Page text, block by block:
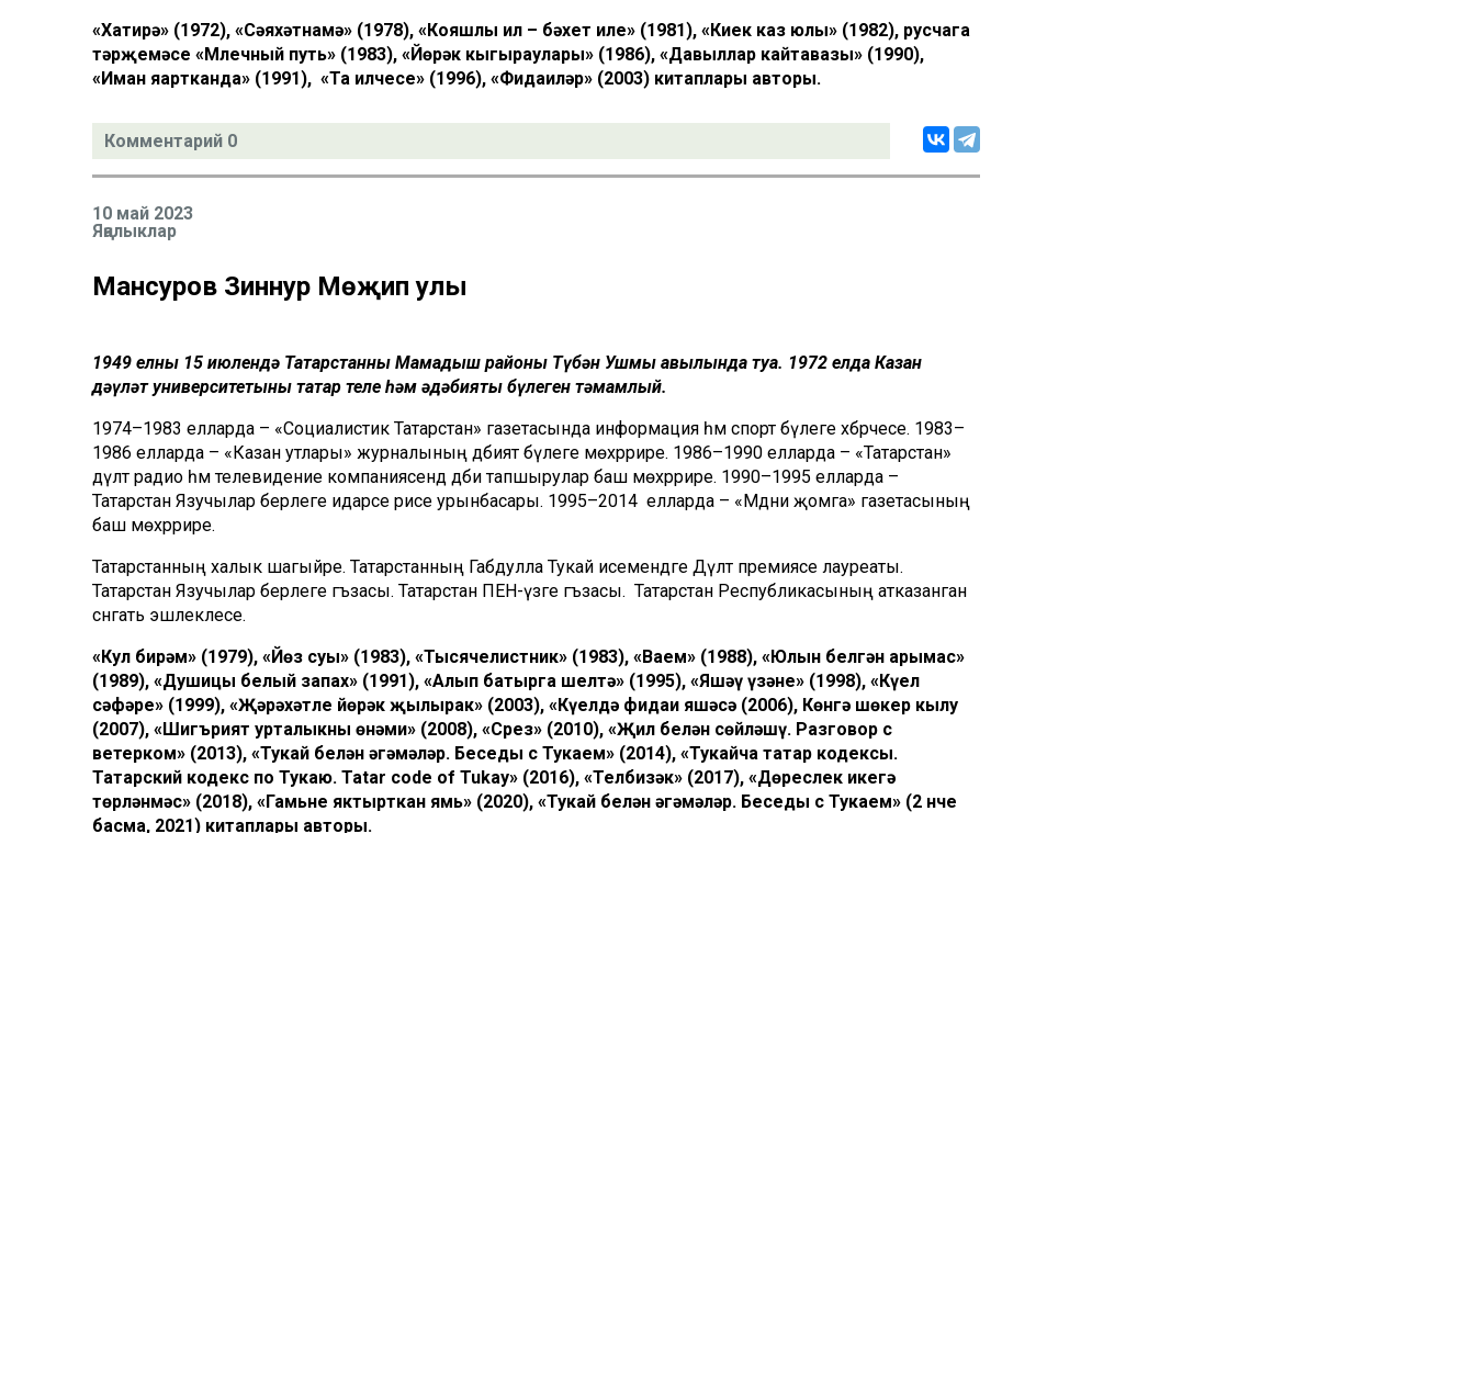
«Хатирә» (1972), «Сәяхәтнамә» (1978), «Кояшлы ил – бәхет иле» (1981), «Киек каз юлы» (1982), русчага
тәрҗемәсе «Млечный путь» (1983), «Йөрәк кыңгыраулары» (1986), «Давыллар кайтавазы» (1990),
«Иман яңартканда» (1991), «Таң илчесе» (1996), «Фидаиләр» (2003) китаплары авторы.
Комментарий 0
10 май 2023
Яңалыклар
Мансуров Зиннур Мөҗип улы
1949 елның 15 июлендә Татарстанның Мамадыш районы Түбән Ушмы авылында туа. 1972 елда Казан
дәүләт университетының татар теле һәм әдәбияты бүлеген тәмамлый.
1974–1983 елларда – «Социалистик Татарстан» газетасында информация һәм спорт бүлеге хәбәрчесе. 1983–
1986 елларда – «Казан утлары» журналының әдәбият бүлеге мөхәррире. 1986–1990 елларда – «Татарстан»
дәүләт радио һәм телевидение компаниясендә әдәби тапшырулар баш мөхәррире. 1990–1995 елларда –
Татарстан Язучылар берлеге идарәсе рәисе урынбасары. 1995–2014 елларда – «Мәдәни җомга» газетасының
баш мөхәррире.
Татарстанның халык шагыйре. Татарстанның Габдулла Тукай исемендәге Дәүләт премиясе лауреаты.
Татарстан Язучылар берлеге әгъзасы. Татарстан ПЕН-үзәге әгъзасы. Татарстан Республикасының атказанган
сәнгать эшлеклесе.
«Кул бирәм» (1979), «Йөз суы» (1983), «Тысячелистник» (1983), «Ваем» (1988), «Юлын белгән арымас»
(1989), «Душицы белый запах» (1991), «Алып батырга шелтә» (1995), «Яшәү үзәне» (1998), «Күңел
сәфәре» (1999), «Җәрәхәтле йөрәк җылырак» (2003), «Күңелдә фидаи яшәсә (2006), Көнгә шөкер кылу
(2007), «Шигърият урталыкны өнәми» (2008), «Срез» (2010), «Җил белән сөйләшү. Разговор с
ветерком» (2013), «Тукай белән әңгәмәләр. Беседы с Тукаем» (2014), «Тукайча татар кодексы.
Татарский кодекс по Тукаю. Tatar code of Tukay» (2016), «Телбизәк» (2017), «Дөреслек икегә
төрләнмәс» (2018), «Гамьне яктырткан ямь» (2020), «Тукай белән әңгәмәләр. Беседы с Тукаем» (2 нче
басма, 2021) китаплары авторы.